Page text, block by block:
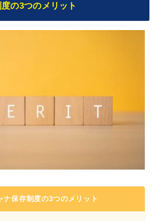
の3つのメリット
ナ保存制度の3つのメリット